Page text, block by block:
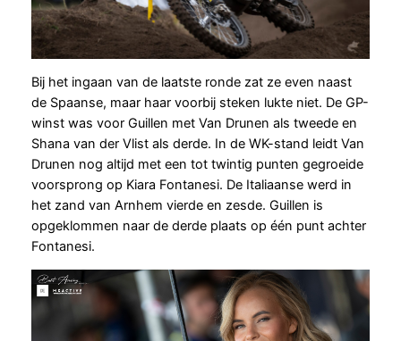
Bij het ingaan van de laatste ronde zat ze even naast
de Spaanse, maar haar voorbij steken lukte niet. De GP-
winst was voor Guillen met Van Drunen als tweede en
Shana van der Vlist als derde. In de WK-stand leidt Van
Drunen nog altijd met een tot twintig punten gegroeide
voorsprong op Kiara Fontanesi. De Italiaanse werd in
het zand van Arnhem vierde en zesde. Guillen is
opgeklommen naar de derde plaats op één punt achter
Fontanesi.